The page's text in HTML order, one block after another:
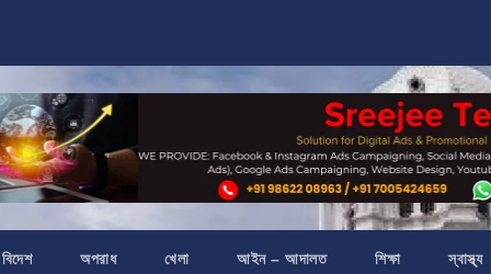
বিদেশ অপরাধ খেলা আইন – আদালত শিক্ষা স্বাস্থ্য